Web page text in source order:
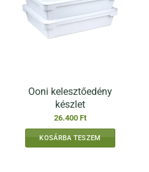
Ooni kelesztőedény
készlet
26.400 Ft
KOSÁRBA TESZEM